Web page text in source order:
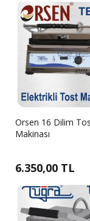
Orsen 16 Dilim Tost
Makinası
6.350,00 TL